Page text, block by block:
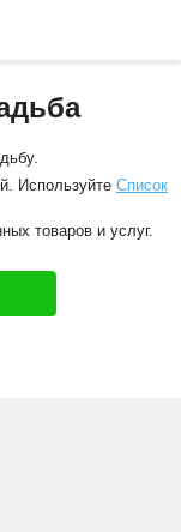
Используйте Список
товаров и услуг.